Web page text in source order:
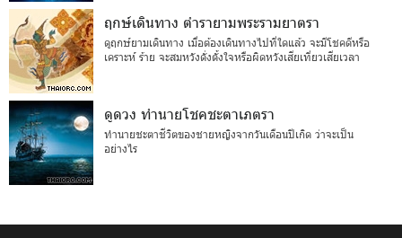
ฤกษ์เดินทาง ตำรายามพระรามยาตรา
ดูฤกษ์ยามเดินทาง เมื่อต้องเดินทางไปที่ใดแล้ว จะมีโชคดีหรือ
เคราะห์ ร้าย จะสมหวังดั่งตั้งใจหรือผิดหวังเสียเที่ยวเสียเวลา
ดูดวง ทำนายโชคชะตาเภตรา
ทำนายชะตาชีวิตของชายหญิงจากวันเดือนปีเกิด ว่าจะเป็น
อย่างไร